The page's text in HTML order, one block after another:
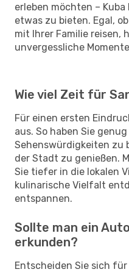
erleben möchten –
etwas zu bieten. Egal,
mit Ihrer Familie reisen,
unvergessliche
Wie viel Zeit für
Für einen ersten
aus. So haben Sie
Sehenswürdigkeiten zu
der Stadt zu genießen.
Sie tiefer in die lokalen
kulinarische Vielfalt
entspannen.
Sollte man ein
erkunden?
Entscheiden Sie sich